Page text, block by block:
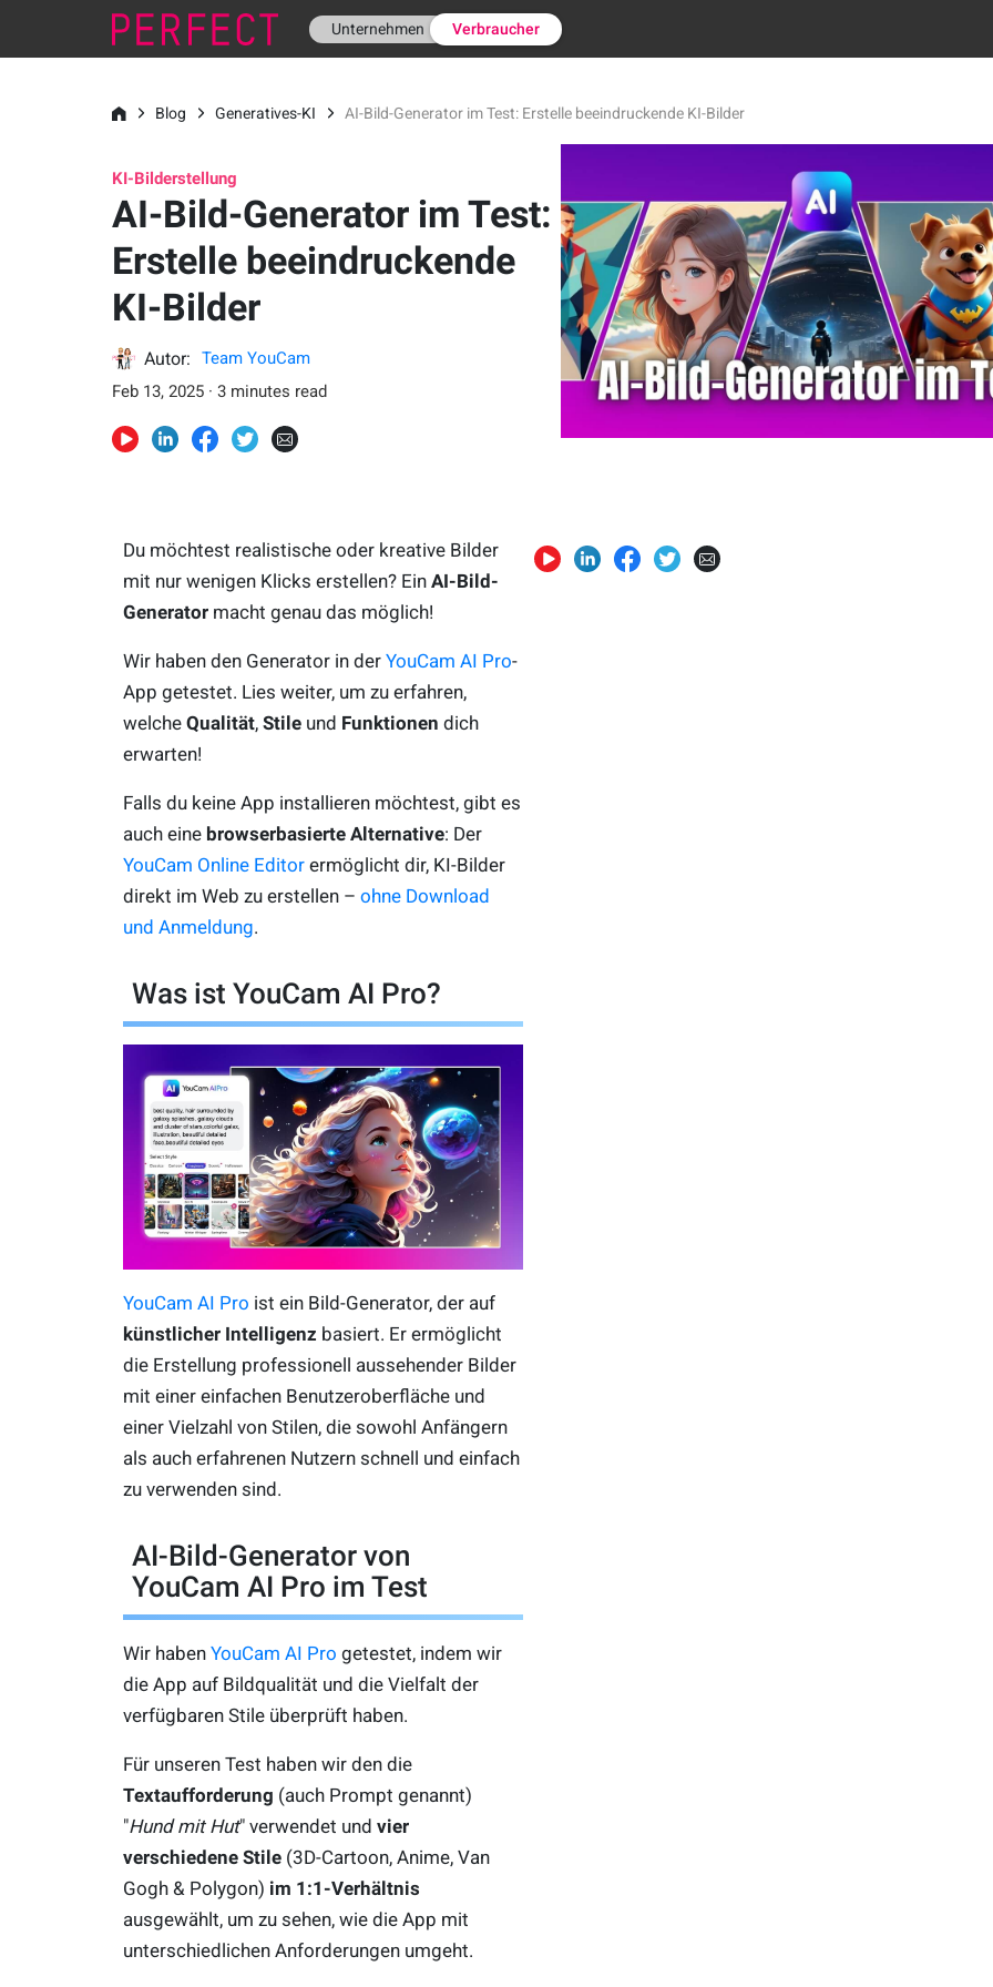
Unternehmen Verbraucher
Blog Generatives-KI AI-Bild-Generator im Test: Erstelle beeindruckende KI-Bilder
KI-Bilderstellung
AI-Bild-Generator im Test:
Erstelle beeindruckende
KI-Bilder
Autor:
Team YouCam
Feb 13, 2025 · 3 minutes read
Du möchtest realistische oder kreative Bilder
mit nur wenigen Klicks erstellen? Ein AI-Bild-
Generatormacht genau das möglich!
Wir haben den Generator in der YouCam AI Pro-
App getestet. Lies weiter, um zu erfahren,
welche Qualität, Stile und Funktionen dich
erwarten!
Falls du keine App installieren möchtest, gibt es
auch eine browserbasierte Alternative: Der
YouCam Online Editorermöglicht dir, KI-Bilder
direkt im Web zu erstellen – ohne Download
und Anmeldung.
Was ist YouCam AI Pro?
YouCam AI Pro ist ein Bild-Generator, der auf
künstlicher Intelligenz basiert. Er ermöglicht
die Erstellung professionell aussehender Bilder
mit einer einfachen Benutzeroberfläche und
einer Vielzahl von Stilen, die sowohl Anfängern
als auch erfahrenen Nutzern schnell und einfach
zu verwenden sind.
AI-Bild-Generator von
YouCam AI Pro im Test
Wir haben YouCam AI Pro getestet, indem wir
die App auf Bildqualität und die Vielfalt der
verfügbaren Stile überprüft haben.
Für unseren Test haben wir den die
Textaufforderung (auch Prompt genannt)
"Hund mit Hut" verwendet und vier
verschiedene Stile(3D-Cartoon, Anime, Van
Gogh & Polygon) im 1:1-Verhältnis
ausgewählt, um zu sehen, wie die App mit
unterschiedlichen Anforderungen umgeht.